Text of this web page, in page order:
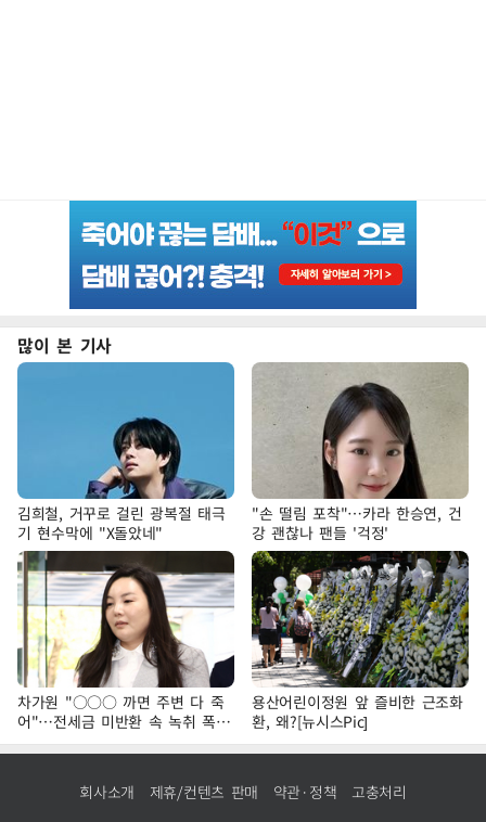
많이 본 기사
김희철, 거꾸로 걸린 광복절 태극
기 현수막에 "X돌았네"
"손 떨림 포착"…카라 한승연, 건
강 괜찮나 팬들 '걱정'
차가원 "○○○ 까면 주변 다 죽
어"…전세금 미반환 속 녹취 폭로
파장
용산어린이정원 앞 즐비한 근조화
환, 왜?[뉴시스Pic]
회사소개 제휴/컨텐츠 판매 약관·정책 고충처리